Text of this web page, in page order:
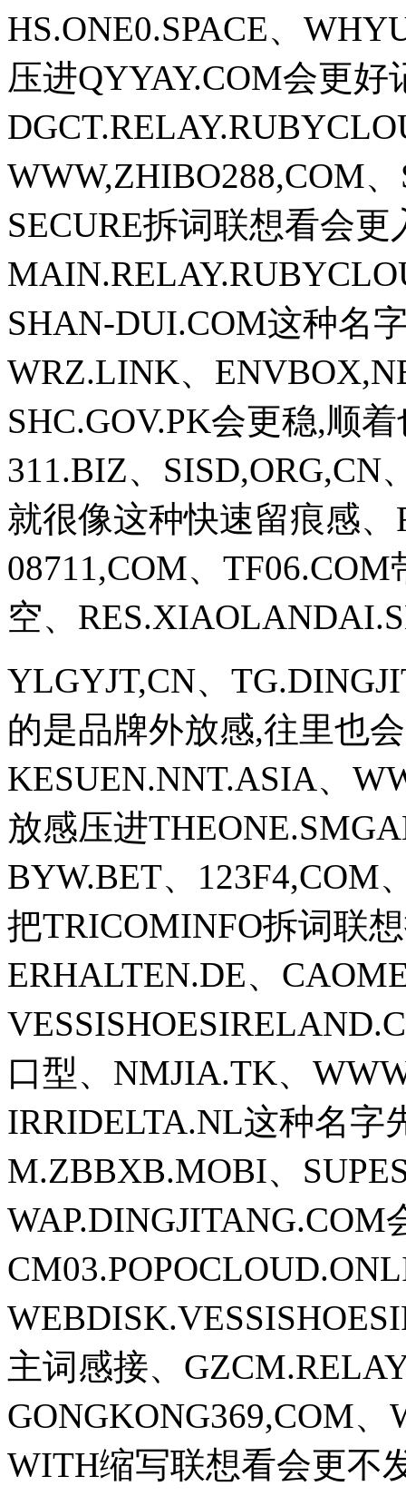
HS.ONE0.SPACE、
压进QYYAY.COM会更
WWW,ZHIBO288,COM
SECURE拆词联想看会更
SHAN-DUI.COM这种名
WRZ.LINK、
SHC.GOV.PK会更稳,顺
311.BIZ、SISD,ORG,CN
就很像这种快速留痕感、
08711,COM、
空、
YLGYJT,CN、
的是品牌外放感,往里也
KESUEN.NNT.ASIA、
放感压进
BYW.BET、123F4,COM
把TRICOMINFO拆词联
ERHALTEN.DE、
口型、NMJIA.TK、
IRRIDELTA.NL这种名字
M.ZBBXB.MOBI、
WAP.DINGJITANG.COM
主词感接、
GONGKONG369,COM
WITH缩写联想看会更不